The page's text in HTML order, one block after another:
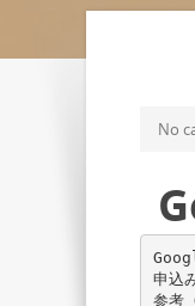
No
申込
参考